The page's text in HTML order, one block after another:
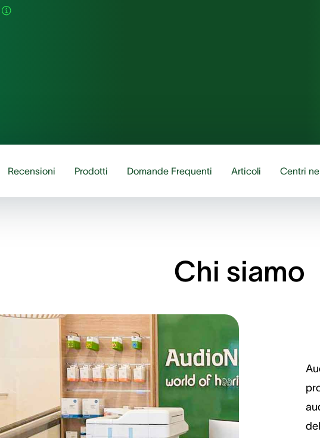
Recensioni Prodotti Domande Frequenti Articoli Centri
Chi siamo